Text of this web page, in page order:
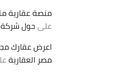
منصة عقارية
علىحول شركة Gate Masr Real Estate
اعرض عقارك
مصر العقارية